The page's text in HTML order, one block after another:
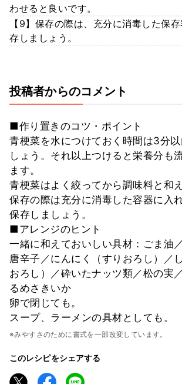
わせると良いです。
【9】保存の際は、充分に消毒した保
存しましょう。
投稿者からのコメント
■作り置きのコツ・ポイント
青梗菜を水につけておく時間は3分
しょう。それ以上つけると栄養分も
ます。
青梗菜はよく絞ってから調味料と和
保存の際は充分に消毒した容器に入
保存しましょう。
■アレンジのヒント
一緒に和えておいしい具材：ごま油
唐辛子／にんにく（すりおろし）／
おろし）／砕いたナッツ類／松の実
るめさきいか
卵で閉じても。
スープ、ラーメンの具材としても。
※みやすさのために書式を一部改変しています。
このレシピをシェアする